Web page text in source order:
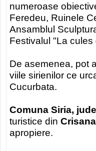
numeroase
Feredeu, Ruinele
Ansamblul
Festivalul "La
De asemenea, pot
viile sirienilor ce
Cucurbata.
Comuna Siria,
turistice din Crisana
apropiere.